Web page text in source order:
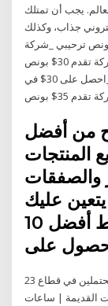
يجب أن تمتلك
جذاب، وكذلك
ترحيبي _شركة
تقدم 1000$ بونص _شركة تقدم 100$ بونص _شركة تقدم 30$ بونص
_احصل على 30$ مجانا _احصل على 500$ بونص _احصل على 30$ في
35$ بونص
من أفضل
المنتجات
والصفقات
يتعين عليك
فيها الانتظار في طوابير ط أفضل 10
على
23 تموز (يوليو) 2020 استعرض 25 من الموردين المحتملين في قطاع
القديمة | ساعات